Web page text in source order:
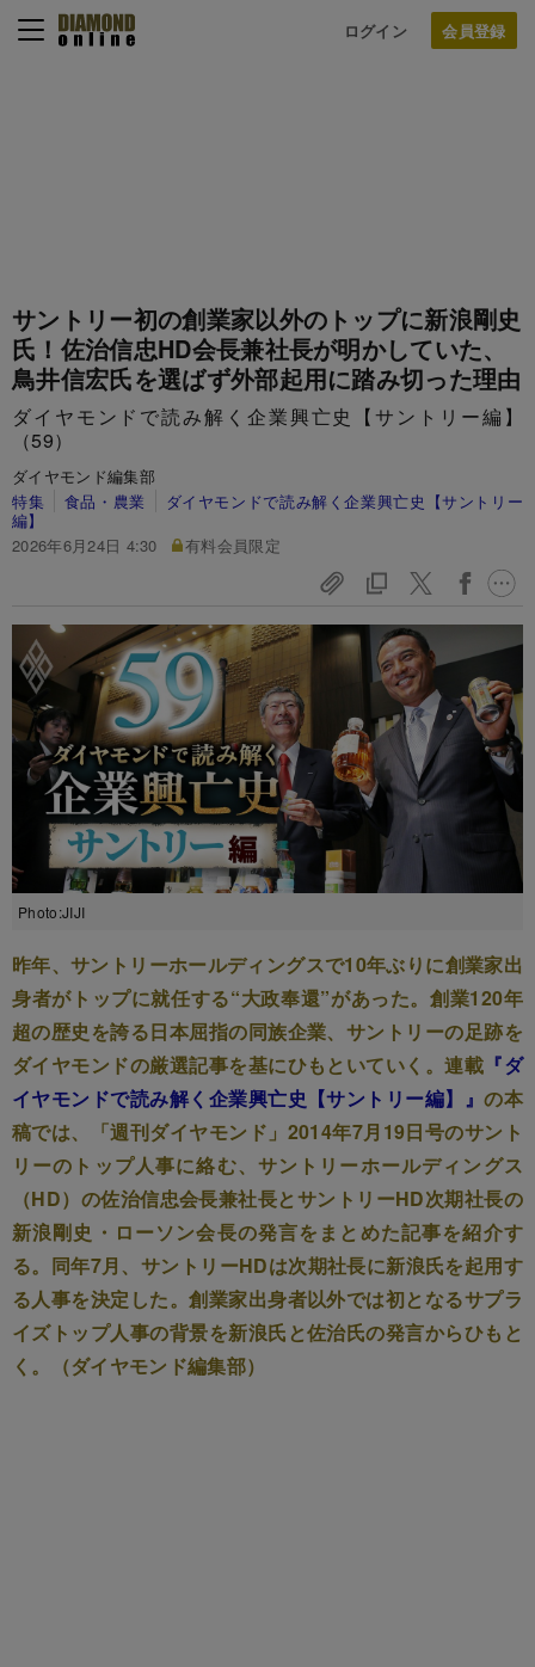
ログイン
サントリー初の創業家以外のトップに新浪剛史
氏！佐治信忠HD会長兼社長が明かしていた、
鳥井信宏氏を選ばず外部起用に踏み切った理由
ダイヤモンドで読み解く企業興亡史【サントリー編】
（59）
ダイヤモンド編集部
特集
食品・農業
ダイヤモンドで読み解く企業興亡史【サントリー
編】
2026年6月24日 4:30
有料会員限定
Photo:JIJI
昨年、サントリーホールディングスで10年ぶりに創業家出
身者がトップに就任する“大政奉還”があった。創業120年
超の歴史を誇る日本屈指の同族企業、サントリーの足跡を
ダイヤモンドの厳選記事を基にひもといていく。連載 『ダ
イヤモンドで読み解く企業興亡史【サントリー編】』の本
稿では、「週刊ダイヤモンド」2014年7月19日号のサント
リーのトップ人事に絡む、サントリーホールディングス
（HD）の佐治信忠会長兼社長とサントリーHD次期社長の
新浪剛史・ローソン会長の発言をまとめた記事を紹介す
る。同年7月、サントリーHDは次期社長に新浪氏を起用す
る人事を決定した。創業家出身者以外では初となるサプラ
イズトップ人事の背景を新浪氏と佐治氏の発言からひもと
く。（ダイヤモンド編集部）